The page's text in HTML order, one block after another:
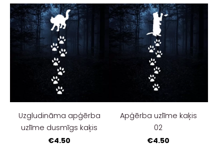
Uzgludināma apģērba
uzlīme dusmīgs kaķis
€4.50
Apģērba uzlīme kaķis
02
€4.50